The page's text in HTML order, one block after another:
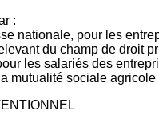
:
nationale, pour les
du champ de droit
les salariés des
mutualité sociale agricole